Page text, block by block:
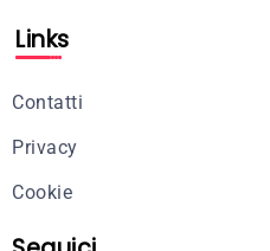
Links
Contatti
Privacy
Cookie